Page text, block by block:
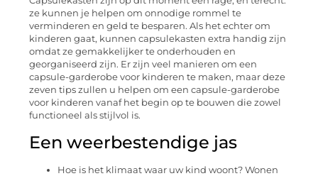
ze kunnen je helpen om onnodige rommel te
verminderen en geld te besparen. Als het echter om
kinderen gaat, kunnen capsulekasten extra handig zijn
omdat ze gemakkelijker te onderhouden en
georganiseerd zijn. Er zijn veel manieren om een ​​
capsule-garderobe voor kinderen te maken, maar deze
zeven tips zullen u helpen om een ​​capsule-garderobe
voor kinderen vanaf het begin op te bouwen die zowel
functioneel als stijlvol is.
Een weerbestendige jas
Hoe is het klimaat waar uw kind woont? Wonen